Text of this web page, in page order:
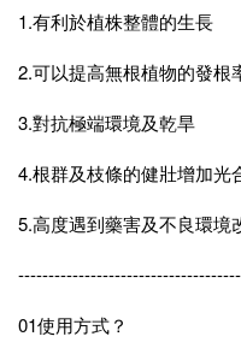
1.有利於植株整體的生長
2.可以提高無根植物的發根
3.對抗極端環境及乾旱
4.根群及枝條的健壯增加光
5.高度遇到藥害及不良環境
01使用方式？